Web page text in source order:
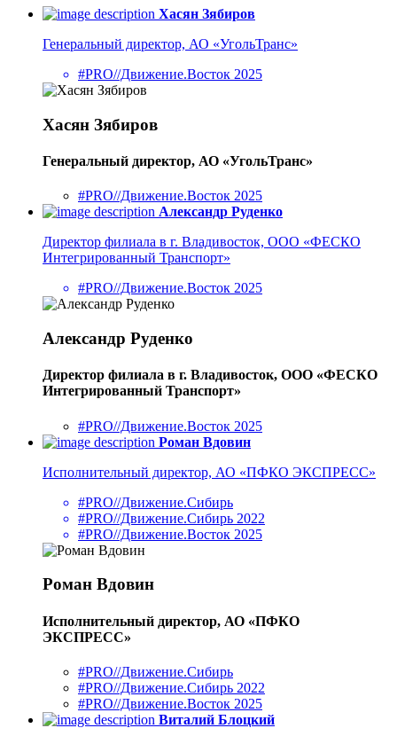
Хасян Зябиров
Генеральный директор, АО «УгольТранс»
#PRO//Движение.Восток 2025
Хасян Зябиров
Генеральный директор, АО «УгольТранс»
#PRO//Движение.Восток 2025
Александр Руденко
Директор филиала в г. Владивосток, ООО «ФЕСКО
Интегрированный Транспорт»
#PRO//Движение.Восток 2025
Александр Руденко
Директор филиала в г. Владивосток, ООО «ФЕСКО
Интегрированный Транспорт»
#PRO//Движение.Восток 2025
Роман Вдовин
Исполнительный директор, АО «ПФКО ЭКСПРЕСС»
#PRO//Движение.Сибирь
#PRO//Движение.Сибирь 2022
#PRO//Движение.Восток 2025
Роман Вдовин
Исполнительный директор, АО «ПФКО
ЭКСПРЕСС»
#PRO//Движение.Сибирь
#PRO//Движение.Сибирь 2022
#PRO//Движение.Восток 2025
Виталий Блоцкий